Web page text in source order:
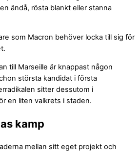
ändå, rösta blankt eller stanna
som Macron behöver locka till sig för
till Marseille är knappast någon
största kandidat i första
sitter dessutom i
en liten valkrets i staden.
kamp
mellan sitt eget projekt och